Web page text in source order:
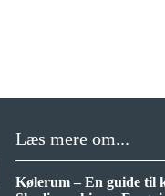
Læs mere om...
Kølerum – En guide til